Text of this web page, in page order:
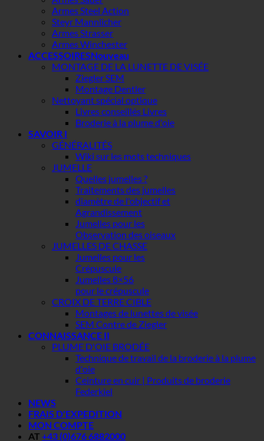
Armes Steel Action
Steyr Mannlicher
Armes Strasser
Armes Winchester
ACCESSOIRES
MONTAGE DE LA LUNETTE DE VISÉE
Ziegler SEM
Montage Dentler
Nettoyant spécial optique
Livres conseillés Livres
Broderie à la plume d'oie
SAVOIR I
GÉNÉRALITÉS
Wiki sur les mots techniques
JUMELLE
Quelles jumelles ?
Traitements des jumelles
diamètre de l'objectif et
Agrandissement
Jumelles pour les
Observation des oiseaux
JUMELLES DE CHASSE
Jumelles pour les
Crépuscule
Jumelles 8×56
pour le crépuscule
CROIX DE TERRE CIBLE
Montages de lunettes de visée
SEM Contre de Ziegler
CONNAISSANCE II
PLUME D'OIE BRODÉE
Technique de travail de la broderie à la plume
d'oie
Ceinture en cuir | Produits de broderie
Federkiel
NEWS
FRAIS D'EXPEDITION
MON COMPTE
AT +43 (0)676 6882000